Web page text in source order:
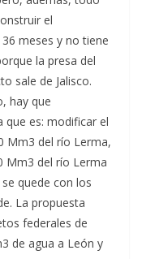
el
meses y no tiene
la presa del
sale de Jalisco.
hay que
que es: modificar el
Mm3 del río Lerma,
Mm3 del río Lerma
quede con los
La propuesta
federales de
de agua a León y